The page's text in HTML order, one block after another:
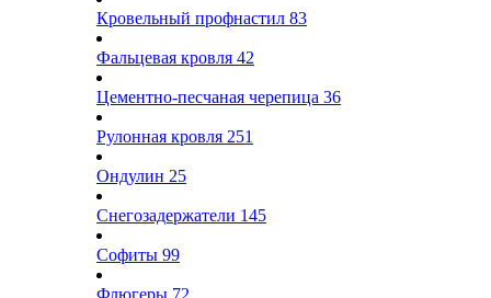
Кровельный профнастил 83
Фальцевая кровля 42
Цементно-песчаная черепица 36
Рулонная кровля 251
Ондулин 25
Снегозадержатели 145
Софиты 99
Флюгеры 72